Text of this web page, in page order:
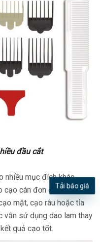
đầu cắt
nhiều mục đích khác
cạo cán đơn đến dao cạo
mặt, cạo râu hoặc tỉa
vẫn sử dụng dao lam thay
quả cạo tốt.
Tải báo giá